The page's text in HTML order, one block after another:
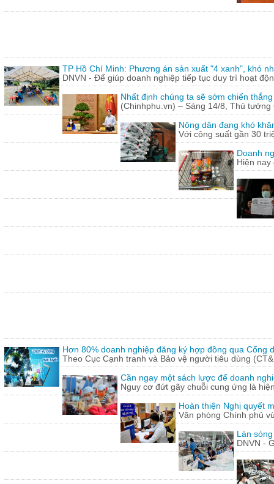
TP Hồ Chí Minh: Phương án sản xuất "4 xanh", khó
DNVN - Để giúp doanh nghiệp tiếp tục duy trì hoạt
Nhất định chúng ta sẽ sớm chiến
(Chinhphu.vn) – Sáng 14/8, Thủ
Nông dân đang khó
Với công suất gần 30
Doanh
Hiện
Hơn 80% doanh nghiệp đăng ký hợp đồng qua Cổng
Theo Cục Cạnh tranh và Bảo vệ người tiêu dùng
Cần ngay một sách lược để doanh
Nguy cơ đứt gãy chuỗi cung ứng là
Hoàn thiện Nghị quyết
Văn phòng Chính phủ
Làn
DNVN -